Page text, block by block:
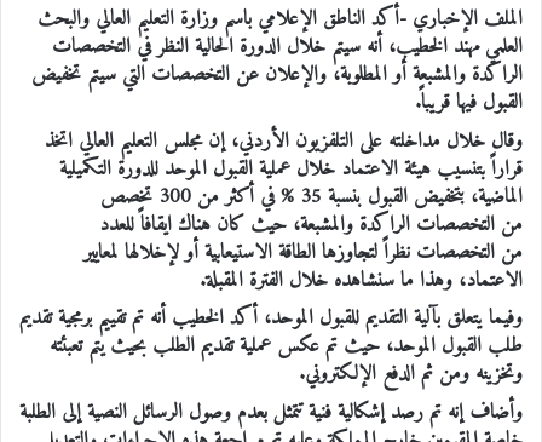
الملف الإخباري -أكد الناطق الإعلامي باسم وزارة التعليم العالي والبحث
العلمي مهند الخطيب، أنه سيتم خلال الدورة الحالية النظر في التخصصات
الراكدة والمشبعة أو المطلوبة، والإعلان عن التخصصات التي سيتم تخفيض
القبول فيها قريباً.
وقال خلال مداخلته على التلفزيون الأردني، إن مجلس التعليم العالي اتخذ
قراراً بتنسيب هيئة الاعتماد خلال عملية القبول الموحد للدورة التكميلية
الماضية، بتخفيض القبول بنسبة 35 % في أكثر من 300 تخصص
من التخصصات الراكدة والمشبعة، حيث كان هناك ايقافاً للعدد
من التخصصات نظراً لتجاوزها الطاقة الاستيعابية أو لإخلالها لمعايير
الاعتماد، وهذا ما سنشاهده خلال الفترة المقبلة.
وفيما يتعلق بآلية التقديم للقبول الموحد، أكد الخطيب أنه تم تقييم برمجية تقديم
طلب القبول الموحد، حيث تم عكس عملية تقديم الطلب بحيث يتم تعبئته
وتخزينه ومن ثم الدفع الإلكتروني.
وأضاف إنه تم رصد إشكالية فنية تتمثل بعدم وصول الرسائل النصية إلى الطلبة